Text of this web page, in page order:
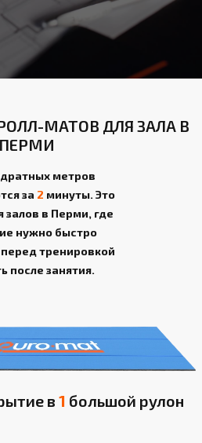
МАТОВ ДЛЯ ЗАЛА В
ПЕРМИ
метров
за 2 минуты. Это
залов в Перми, где
нужно быстро
перед тренировкой
после занятия.
в 1 большой рулон